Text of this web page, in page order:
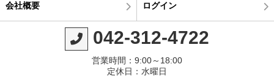
会社概要 ログイン
042-312-4722
営業時間：9:00～18:00
定休日：水曜日